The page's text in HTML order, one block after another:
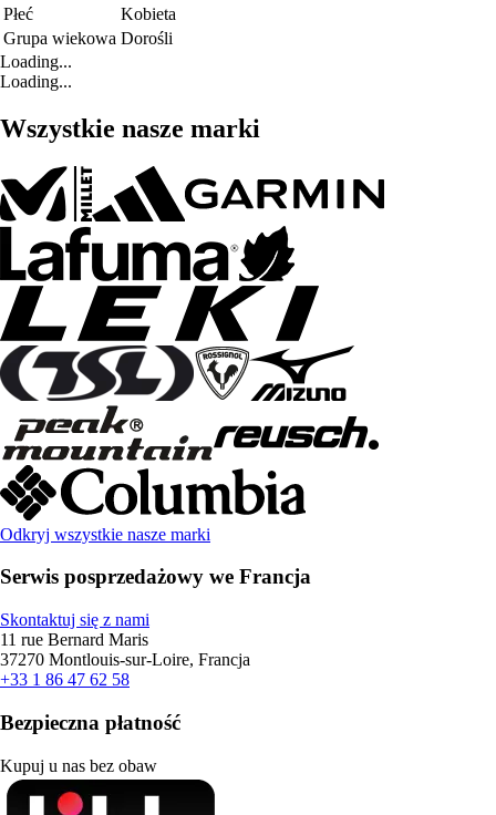
Płeć
Kobieta
Grupa wiekowa Dorośli
Loading...
Loading...
Wszystkie nasze marki
Odkryj wszystkie nasze marki
Serwis posprzedażowy we Francja
Skontaktuj się z nami
11 rue Bernard Maris
37270 Montlouis-sur-Loire, Francja
+33 1 86 47 62 58
Bezpieczna płatność
Kupuj u nas bez obaw